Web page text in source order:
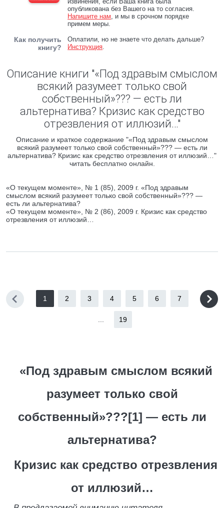
опубликована без Вашего на то согласия.
Напишите нам, и мы в срочном порядке
примем меры.
Как получить
книгу?
Оплатили, но не знаете что делать дальше?
Инструкция.
Описание книги "«Под здравым смыслом
всякий разумеет только свой
собственный»??? — есть ли
альтернатива? Кризис как средство
отрезвления от иллюзий…"
Описание и краткое содержание "«Под здравым смыслом
всякий разумеет только свой собственный»??? — есть ли
альтернатива? Кризис как средство отрезвления от иллюзий…"
читать бесплатно онлайн.
«О текущем моменте», № 1 (85), 2009 г. «Под здравым
смыслом всякий разумеет только свой собственный»??? —
есть ли альтернатива?
«О текущем моменте», № 2 (86), 2009 г. Кризис как средство
отрезвления от иллюзий…
1 2 3 4 5 6 7
19
«Под здравым смыслом всякий
разумеет только свой
собственный»???[1] — есть ли
альтернатива?
Кризис как средство отрезвления
от иллюзий…